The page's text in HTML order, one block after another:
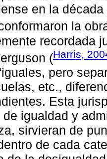
en la
la
recordada
(Harris,
pero
etc.,
Esta
igualdad y
sirvieran de
de cada